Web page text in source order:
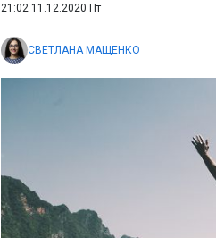
21:02 11.12.2020 Пт
СВЕТЛАНА МАЩЕНКО